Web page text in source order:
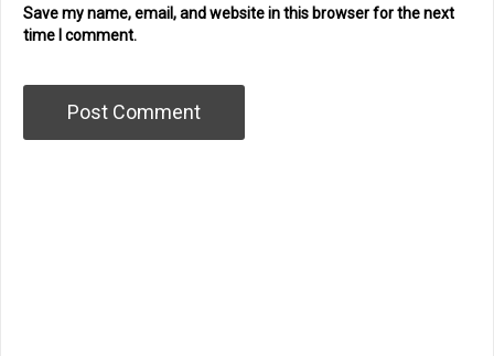
Save my name, email, and website in this browser for the next
time I comment.